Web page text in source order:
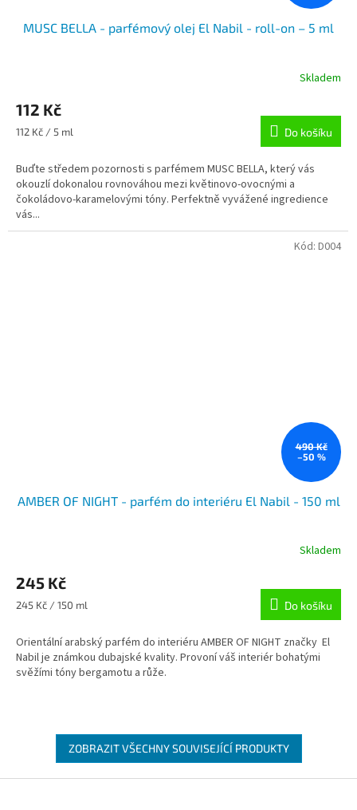
MUSC BELLA - parfémový olej El Nabil - roll-on – 5 ml
Skladem
112 Kč
Měrná
112 Kč / 5 ml Do košíku
Buďte středem pozornosti s parfémem MUSC BELLA, který vás
okouzlí dokonalou rovnováhou mezi květinovo-ovocnými a
čokoládovo-karamelovými tóny. Perfektně vyvážené ingredience
vás...
490 Kč
–50 %
AMBER OF NIGHT - parfém do interiéru El Nabil - 150 ml
Skladem
245 Kč
Měrná
245 Kč / 150 ml Do košíku
Orientální arabský parfém do interiéru AMBER OF NIGHT značky El
Nabil je známkou dubajské kvality. Provoní váš interiér bohatými
svěžími tóny bergamotu a růže.
Kód: D004
ZOBRAZIT VŠECHNY SOUVISEJÍCÍ PRODUKTY